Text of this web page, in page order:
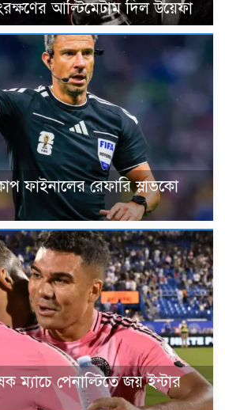
আল্টিমেটাম দিল উয়েফা
ফাইনালের রেফারি স্লাভকো
ম্যাচে পেনাল্টিতে জয় ইন্টার